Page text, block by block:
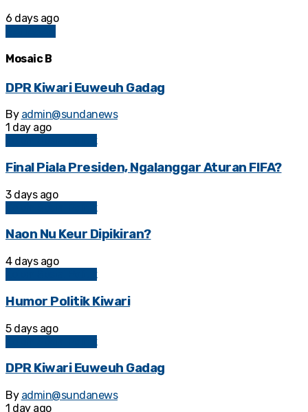
6 days ago
Mosaic B
DPR Kiwari Euweuh Gadag
By admin@sundanews
1 day ago
Final Piala Presiden, Ngalanggar Aturan FIFA?
3 days ago
Naon Nu Keur Dipikiran?
4 days ago
Humor Politik Kiwari
5 days ago
DPR Kiwari Euweuh Gadag
By admin@sundanews
1 day ago